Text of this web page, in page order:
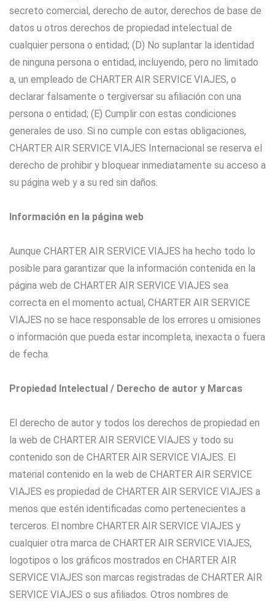
secreto comercial, derecho de autor, derechos de base de
datos u otros derechos de propiedad intelectual de
cualquier persona o entidad; (D) No suplantar la identidad
de ninguna persona o entidad, incluyendo, pero no limitado
a, un empleado de CHARTER AIR SERVICE VIAJES, o
declarar falsamente o tergiversar su afiliación con una
persona o entidad; (E) Cumplir con estas condiciones
generales de uso. Si no cumple con estas obligaciones,
CHARTER AIR SERVICE VIAJES Internacional se reserva el
derecho de prohibir y bloquear inmediatamente su acceso a
su página web y a su red sin daños.
Información en la página web
Aunque CHARTER AIR SERVICE VIAJES ha hecho todo lo
posible para garantizar que la información contenida en la
página web de CHARTER AIR SERVICE VIAJES sea
correcta en el momento actual, CHARTER AIR SERVICE
VIAJES no se hace responsable de los errores u omisiones
o información que pueda estar incompleta, inexacta o fuera
de fecha.
Propiedad Intelectual / Derecho de autor y Marcas
El derecho de autor y todos los derechos de propiedad en
la web de CHARTER AIR SERVICE VIAJES y todo su
contenido son de CHARTER AIR SERVICE VIAJES. El
material contenido en la web de CHARTER AIR SERVICE
VIAJES es propiedad de CHARTER AIR SERVICE VIAJES a
menos que estén identificadas como pertenecientes a
terceros. El nombre CHARTER AIR SERVICE VIAJES y
cualquier otra marca de CHARTER AIR SERVICE VIAJES,
logotipos o los gráficos mostrados en CHARTER AIR
SERVICE VIAJES son marcas registradas de CHARTER AIR
SERVICE VIAJES o sus afiliados. Otros nombres de